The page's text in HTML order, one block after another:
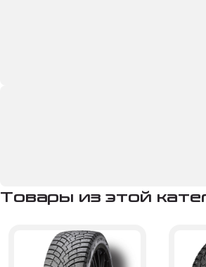
Товары из этой